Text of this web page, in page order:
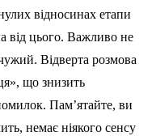
відносинах етапи
від цього. Важливо не
Відверта розмова
що знизить
Пам’ятайте, ви
немає ніякого сенсу